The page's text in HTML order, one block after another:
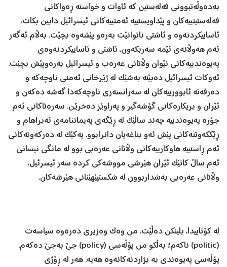
بەدەوڵەتبوونی فەلەستین کە ئاوات و خواستە ڕەواکانی
فەلەستینییەکان و پێداویستییە ئەمنییەکانی ئیسرائیل دابین بکات،
ئاساییکردنەوە و ئاشتی ناتوانێت بەرەو پێشەوە بچێت. بەڵام ئەگەر
ئەم هەوڵانەی ئێمە سەربکەون، ئاشتی و ئاساییکردنەوەی
پەیوەندییەکانی نێوان وڵاتانی عەرەب و ئیسرائیل بەرەوپێش بچێت.
ئەوکات ئیسرائیل دەبێتە بەشێک لە ژێرخانی ئەمنی ناوچەکە و
دەرفەتە ئابوورییەکان لە سەرانسەری ناوچەکەدا گەشە دەکەن و
ئێران و بریکارەکانی گۆشەگیر و پەراوێز دەخرێن. سەرەتاکانی ئەم
جۆرە پەیوەندییە چەند ساڵێک لە ڕێگەی پەیماننامەی ئەبراهام و
ڕێککەوتنەکانی پێش ئەو بناغەیان دانرابوو. یەکێک لە دەرکەوتەکانی
ئەم ڕاستییە هاوکارییەکانی وڵاتانی عەرەبی بوو لە مانگی نیسانی
ئەم ساڵ کاتێک ئێران هێرشی مووشەکی کردە سەر ئیسرئیل،
وڵاتانی عەرەبی بەشداربوون لە شکستپێهێنانی هێرشەکان.
لە کۆتاییدا، بلینکن دەڵێت، من وەک وەزیری دەرەوە سیاسەت
(politic) ناکەم؛ بەڵكو من پۆڵەسی (policy) جێ بەجێ دەکەم.
پۆڵەسی پەیوەندی بە بژاردنەکانەوە هەیە. هەر لە ڕۆژی